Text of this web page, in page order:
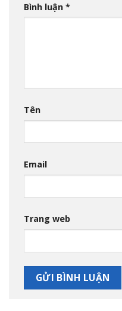
Bình luận *
Tên
Email
Trang web